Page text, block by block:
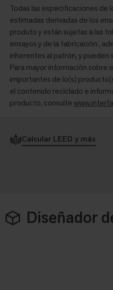
Todas las especificaciones de
estimadas derivadas de los
produto y están sujetas a las
ensayos y de la fabricación ,
inherentes al patrón, y pueden
Para mayor información sobre
importantes de lo(s)
el contenido reciclado e
producto, consulte
Calcular LEED y más
Diseñador